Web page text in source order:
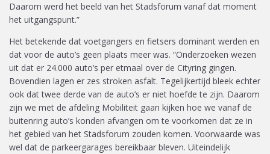
Daarom werd het beeld van het Stadsforum vanaf dat moment
het uitgangspunt.”
Het betekende dat voetgangers en fietsers dominant werden en
dat voor de auto’s geen plaats meer was. “Onderzoeken wezen
uit dat er 24.000 auto’s per etmaal over de Cityring gingen.
Bovendien lagen er zes stroken asfalt. Tegelijkertijd bleek echter
ook dat twee derde van de auto’s er niet hoefde te zijn. Daarom
zijn we met de afdeling Mobiliteit gaan kijken hoe we vanaf de
buitenring auto’s konden afvangen om te voorkomen dat ze in
het gebied van het Stadsforum zouden komen. Voorwaarde was
wel dat de parkeergarages bereikbaar bleven. Uiteindelijk